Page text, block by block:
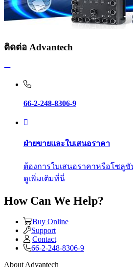
ติดต่อ Advantech
66-2-248-8306-9
ฝ่ายขายและใบเสนอราคา
ต้องการใบเสนอราคาหรือโซลู
ดูเพิ่มเติมที่นี่
How Can We Help?
Buy Online
Support
Contact
66-2-248-8306-9
About Advantech